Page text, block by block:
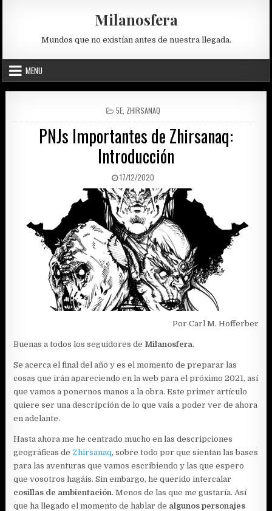
Milanosfera
Mundos que no existían antes de nuestra llegada.
MENU
POSTED
IN
5E, ZHIRSANAQ
PNJs Importantes de Zhirsanaq:
Introducción
PUBLISHED
DATE:
17/12/2020
Por Carl M. Hofferber
Buenas a todos los seguidores de Milanosfera.
Se acerca el final del año y es el momento de preparar las
cosas que irán apareciendo en la web para el próximo 2021, así
que vamos a ponernos manos a la obra. Este primer artículo
quiere ser una descripción de lo que vais a poder ver de ahora
en adelante.
Hasta ahora me he centrado mucho en las descripciones
geográficas de Zhirsanaq, sobre todo por que sientan las bases
para las aventuras que vamos escribiendo y las que espero
que vosotros hagáis. Sin embargo, he querido intercalar
cosillas de ambientación. Menos de las que me gustaría. Así
que ha llegado el momento de hablar de algunos personajes